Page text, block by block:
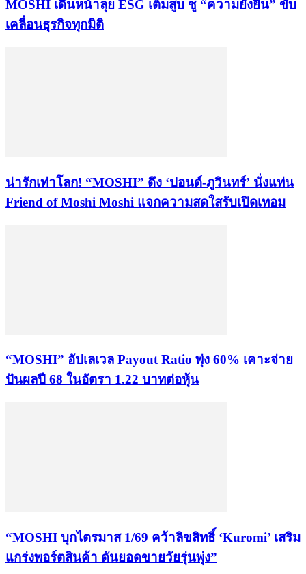
MOSHI เดินหน้าลุย ESG เต็มสูบ ชู “ความยั่งยืน” ขับ
เคลื่อนธุรกิจทุกมิติ
น่ารักเท่าโลก! “MOSHI” ดึง ‘ปอนด์-ภูวินทร์’ นั่งแท่น
Friend of Moshi Moshi แจกความสดใสรับเปิดเทอม
“MOSHI” อัปเลเวล Payout Ratio พุ่ง 60% เคาะจ่าย
ปันผลปี 68 ในอัตรา 1.22 บาทต่อหุ้น
“MOSHI บุกไตรมาส 1/69 คว้าลิขสิทธิ์ ‘Kuromi’ เสริม
แกร่งพอร์ตสินค้า ดันยอดขายวัยรุ่นพุ่ง”